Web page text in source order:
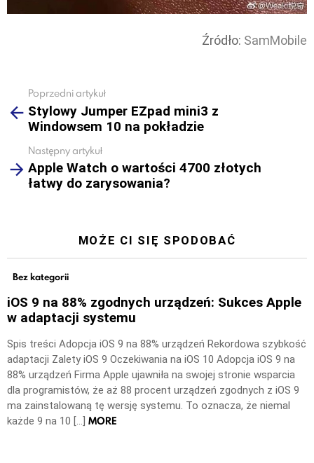
Źródło: SamMobile
more
Poprzedni artykuł
Stylowy Jumper EZpad mini3 z
Windowsem 10 na pokładzie
Następny artykuł
Apple Watch o wartości 4700 złotych
łatwy do zarysowania?
MOŻE CI SIĘ SPODOBAĆ
Bez kategorii
iOS 9 na 88% zgodnych urządzeń: Sukces Apple
w adaptacji systemu
Spis treści Adopcja iOS 9 na 88% urządzeń Rekordowa szybkość
adaptacji Zalety iOS 9 Oczekiwania na iOS 10 Adopcja iOS 9 na
88% urządzeń Firma Apple ujawniła na swojej stronie wsparcia
dla programistów, że aż 88 procent urządzeń zgodnych z iOS 9
ma zainstalowaną tę wersję systemu. To oznacza, że niemal
każde 9 na 10 […] MORE